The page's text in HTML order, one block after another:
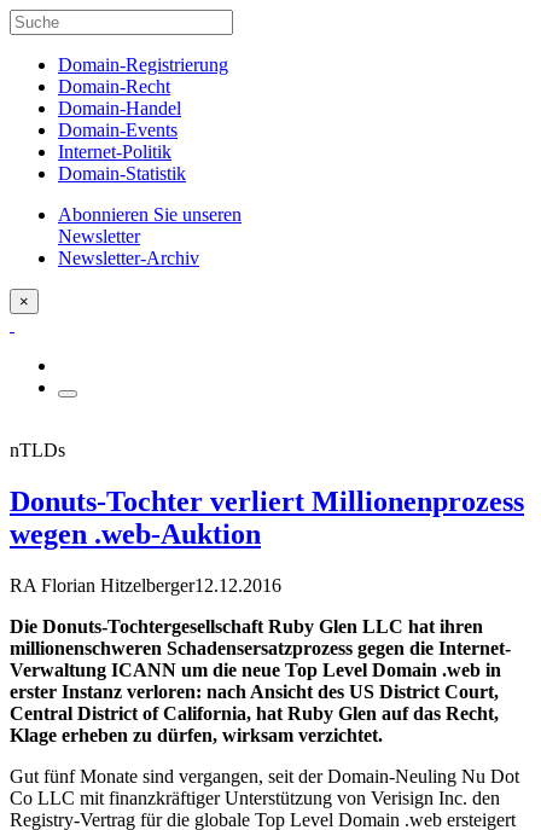
Domain-Registrierung
Domain-Recht
Domain-Handel
Domain-Events
Internet-Politik
Domain-Statistik
Abonnieren Sie unseren
Newsletter
Newsletter-Archiv
×
nTLDs
Donuts-Tochter verliert Millionenprozess
wegen .web-Auktion
RA Florian Hitzelberger12.12.2016
Die Donuts-Tochtergesellschaft Ruby Glen LLC hat ihren
millionenschweren Schadensersatzprozess gegen die Internet-
Verwaltung ICANN um die neue Top Level Domain .web in
erster Instanz verloren: nach Ansicht des US District Court,
Central District of California, hat Ruby Glen auf das Recht,
Klage erheben zu dürfen, wirksam verzichtet.
Gut fünf Monate sind vergangen, seit der Domain-Neuling Nu Dot
Co LLC mit finanzkräftiger Unterstützung von Verisign Inc. den
Registry-Vertrag für die globale Top Level Domain .web ersteigert